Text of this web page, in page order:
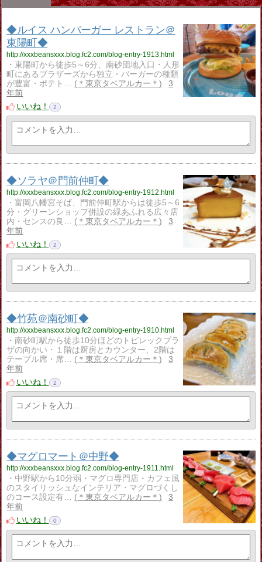
◆ルイス ハンバーガー レストラン＠
東陽町◆
http://xxxbeansxxx.blog.fc2.com/blog-entry-1913.html
・東陽町から徒歩5～6分、南砂団地入口・人形
町にあるブラザーズから独立・バーガーの種類
が豊富・ポテト…
＊東京タベアルカー＊
3
年前
いいね！
2
◆ソラヤ＠門前仲町◆
http://xxxbeansxxx.blog.fc2.com/blog-entry-1912.html
・富岡八幡宮そば、門前仲町駅からは徒歩5～6
分・グリーンショップ併設の緑あふれる広々店
内・センスの良…
＊東京タベアルカー＊
3
年前
いいね！
2
◆竹苑＠南砂町◆
http://xxxbeansxxx.blog.fc2.com/blog-entry-1910.html
・南砂町駅から徒歩10分ほどのトピレックプラ
ザの向かい・１階は厨房とカウンター、2階は
テーブル席・席…
＊東京タベアルカー＊
3
年前
いいね！
2
◆マグロマート＠中野◆
http://xxxbeansxxx.blog.fc2.com/blog-entry-1911.html
・中野駅から10分弱・マグロ専門店・カフェ風
のスタイリッシュなインテリア・マグロづくし
のコース設定有…
＊東京タベアルカー＊
3
年前
いいね！
0